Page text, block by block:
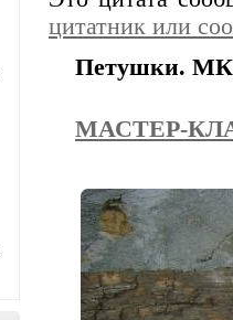
цитатник или
Петушки. МК
МАСТЕР-